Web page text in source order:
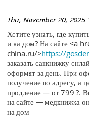
Thu, November 20, 2025
Хотите узнать, где
и на дом? На сайте <a
china.ru/>https://
заказать санкнижку
оформят за день. При
получение по адресу, а
продление — от 799 ?.
на сайте — медкнижка
на дом.